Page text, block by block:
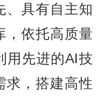
、具有自主知
，依托高质量
用先进的AI技
求，搭建高性